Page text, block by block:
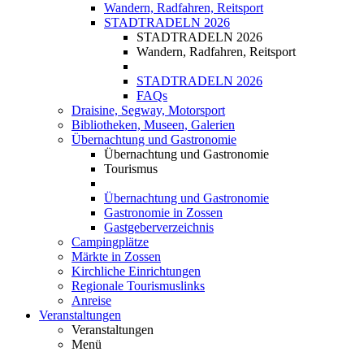
Wandern, Radfahren, Reitsport
STADTRADELN 2026
STADTRADELN 2026
Wandern, Radfahren, Reitsport
STADTRADELN 2026
FAQs
Draisine, Segway, Motorsport
Bibliotheken, Museen, Galerien
Übernachtung und Gastronomie
Übernachtung und Gastronomie
Tourismus
Übernachtung und Gastronomie
Gastronomie in Zossen
Gastgeberverzeichnis
Campingplätze
Märkte in Zossen
Kirchliche Einrichtungen
Regionale Tourismuslinks
Anreise
Veranstaltungen
Veranstaltungen
Menü